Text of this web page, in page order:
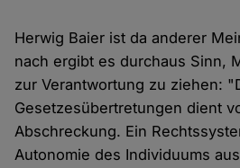
Herwig Baier ist da anderer
nach ergibt es durchaus Sinn,
zur Verantwortung zu ziehen:
Gesetzesübertretungen dient
Abschreckung. Ein
Autonomie des Individuums